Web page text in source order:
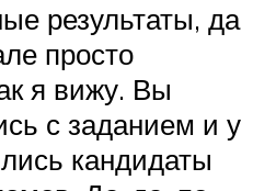
результаты, да
просто
я вижу. Вы
с заданием и у
кандидаты